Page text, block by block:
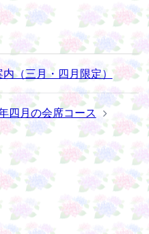
（三月・四月限定）
四月の会席コース